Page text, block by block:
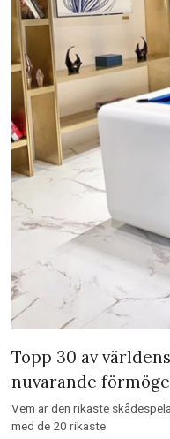
Topp 30 av
nuvarande
Vem är den rikaste
med de 20 rikaste